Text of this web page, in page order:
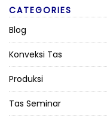
CATEGORIES
Blog
Konveksi Tas
Produksi
Tas Seminar